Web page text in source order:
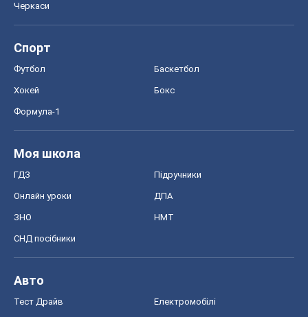
Черкаси
Спорт
Футбол Баскетбол
Хокей Бокс
Формула-1
Моя школа
ГДЗ Підручники
Онлайн уроки ДПА
ЗНО НМТ
СНД посібники
Авто
Тест Драйв Електромобілі